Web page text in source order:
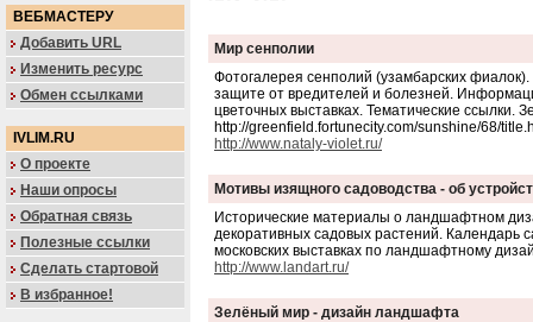
ВЕБМАСТЕРУ
Добавить URL
Изменить ресурс
Обмен ссылками
IVLIM.RU
О проекте
Наши опросы
Обратная связь
Полезные ссылки
Сделать стартовой
В избранное!
Мир сенполии
Фотогалерея сенполий (узамбарских
защите от вредителей и болезней.
цветочных выставках. Тематические ссылки.
http://greenfield.fortunecity.com/sunshine/68/
http://www.nataly-violet.ru/
Мотивы изящного садоводства - об
Исторические материалы о ландшафтном
декоративных садовых растений. Календарь
московских выставках по ландшафтному
http://www.landart.ru/
Зелёный мир - дизайн ландшафта